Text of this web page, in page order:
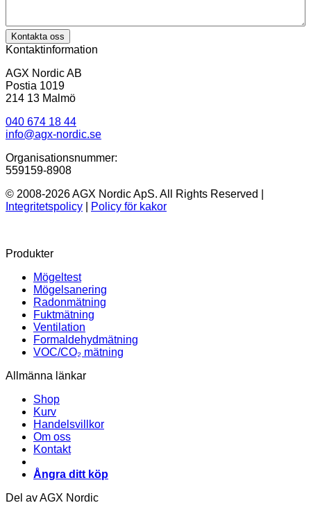
Kontakta oss
Kontaktinformation
AGX Nordic AB
Postia 1019
214 13 Malmö
040 674 18 44
info@agx-nordic.se
Organisationsnummer:
559159-8908
© 2008-2026 AGX Nordic ApS. All Rights Reserved |
Integritetspolicy
Policy för kakor
Produkter
Mögeltest
Mögelsanering
Radonmätning
Fuktmätning
Ventilation
Formaldehydmätning
VOC/CO₂ mätning
Allmänna länkar
Shop
Kurv
Handelsvillkor
Om oss
Kontakt
Ångra ditt köp
Del av AGX Nordic